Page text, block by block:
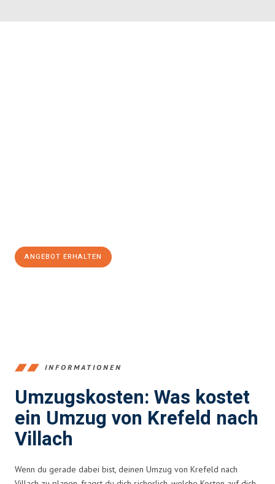
ANGEBOT ERHALTEN
INFORMATIONEN
Umzugskosten: Was kostet
ein Umzug von Krefeld nach
Villach
Wenn du gerade dabei bist, deinen Umzug von Krefeld nach